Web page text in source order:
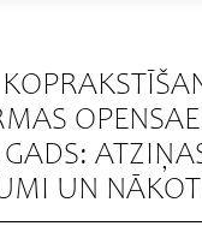
UN